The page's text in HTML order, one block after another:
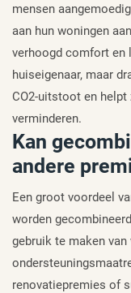
mensen
aan hun woningen
verhoogd comfort en
huiseigenaar, maar
CO2-uitstoot en
verminderen.
Kan
andere
Een groot voordeel
worden
gebruik te maken
renovatiepremies of